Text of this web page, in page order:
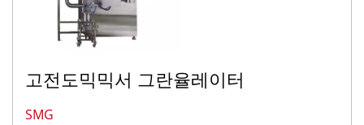
고전도믹믹서 그란율레이터
SMG